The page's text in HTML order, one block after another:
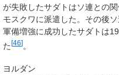
が失敗したサダトはソ連との
モスクワに派遣した。その後
軍備増強に成功したサダトは
た[46]。
ヨルダン